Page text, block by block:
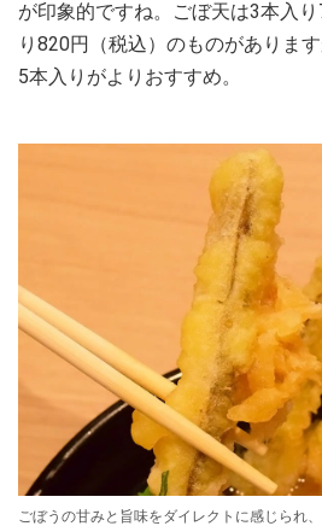
が印象的ですね。ごぼ天は3本入
り820円（税込）のものがありま
5本入りがよりおすすめ。
ごぼうの甘みと旨味をダイレクトに感じられ